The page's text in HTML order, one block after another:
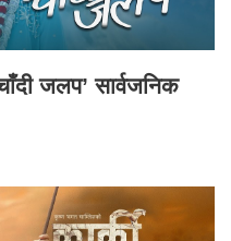
जलप’ सार्वजनिक